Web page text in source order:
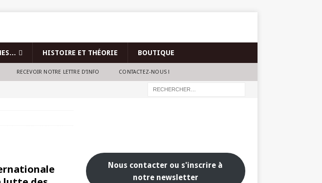
HISTOIRE ET THÉORIE BOUTIQUE
RECEVOIR NOTRE LETTRE D’INFO CONTACTEZ-NOUS !
Nous contacter ou s'inscrire à
notre newsletter